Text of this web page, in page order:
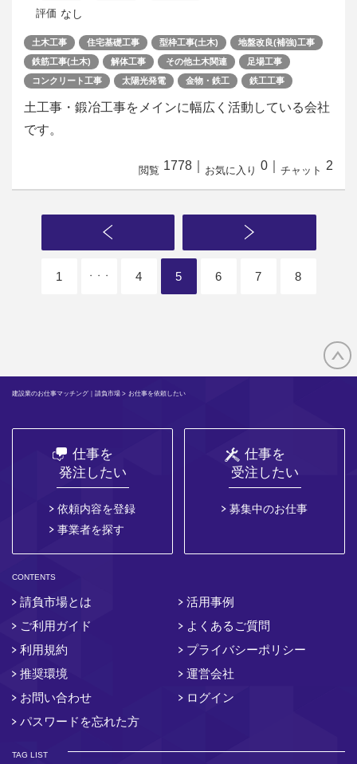
評価 なし
土木工事 住宅基礎工事 型枠工事(土木)
地盤改良(補強)工事
鉄筋工事(土木)
解体工事 その他土木関連
足場工事
コンクリート工事
太陽光発電 金物・鉄工 鉄工工事
土工事・鍛冶工事をメインに幅広く活動している会社
です。
閲覧 1778 お気に入り 0 チャット 2
1 ・・・ 4 5 6 7 8
建設業のお仕事マッチング｜請負市場 > お仕事を依頼したい
仕事を
発注したい
依頼内容を登録
事業者を探す
仕事を
受注したい
募集中のお仕事
CONTENTS
請負市場とは
活用事例
ご利用ガイド
よくあるご質問
利用規約
プライバシーポリシー
推奨環境
運営会社
お問い合わせ
ログイン
パスワードを忘れた方
TAG LIST